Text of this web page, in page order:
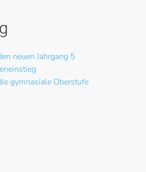
neuen Jahrgang 5
gymnasiale Oberstufe